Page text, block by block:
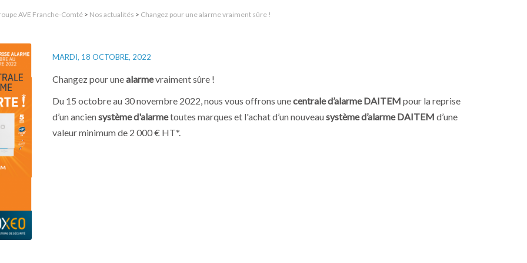
AVE Franche-Comté> Nos actualités > Changez pour une alarme vraiment sûre !
MARDI, 18 OCTOBRE, 2022
Changez pour unealarmevraiment sûre !
Du 15 octobre au 30 novembre 2022, nous vous offrons unecentrale d’alarme DAITEM pour la reprise
d’un anciensystème d'alarmetoutes marques et l'achat d’un nouveausystème d’alarme DAITEM d’une
valeur minimum de 2 000 € HT*.